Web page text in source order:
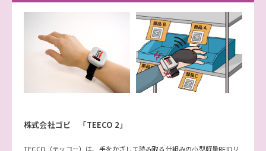
株式会社ゴビ 「TEECO 2」
TECCO（テッコー）は、手をかざして読み取る仕組みの小型軽量RFIDリ